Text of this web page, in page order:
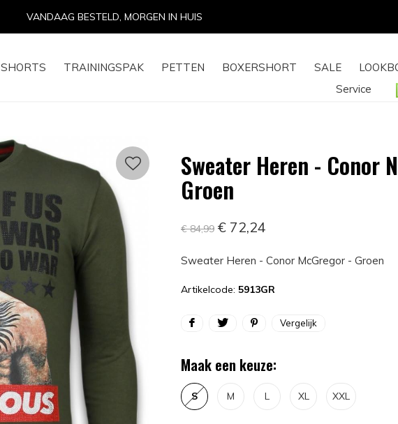
SHORTS TRAININGSPAK PETTEN BOXERSHORT SALE
Service
VANDAAG BESTELD, MORGEN IN HUIS
Sweater Heren - Conor
Groen
€ 84,99 € 72,24
Sweater Heren - Conor McGregor - Groen
Artikelcode: 5913GR
Vergelijk
Maak een keuze:
S M L XL XXL